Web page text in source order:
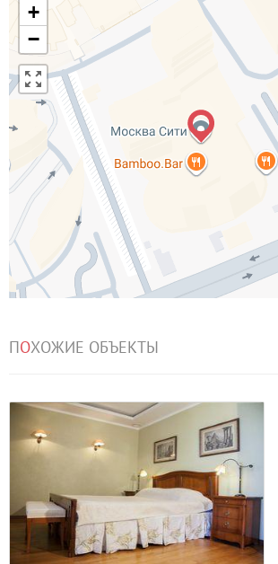
+
−
ПОХОЖИЕ ОБЪЕКТЫ